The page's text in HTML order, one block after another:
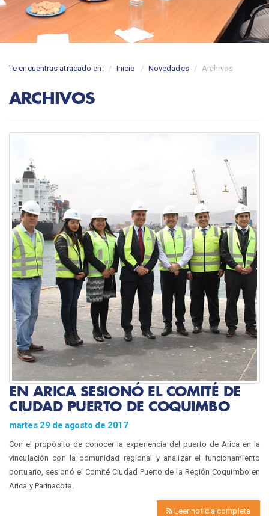
Te encuentras atracado en: Inicio Novedades Archivos
ARCHIVOS
EN ARICA SESIONÓ EL COMITÉ DE
CIUDAD PUERTO DE COQUIMBO
martes 29 de agosto de 2017
Con el propósito de conocer la experiencia del puerto de Arica en la
vinculación con la comunidad regional y analizar el funcionamiento
portuario, sesionó el Comité Ciudad Puerto de la Región Coquimbo en
Arica y Parinacota.
Leer noticia completa